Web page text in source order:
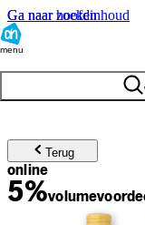
Ga naar hoofdinhoud
Ga naar zoeken
menu
Terug
online
5%volume